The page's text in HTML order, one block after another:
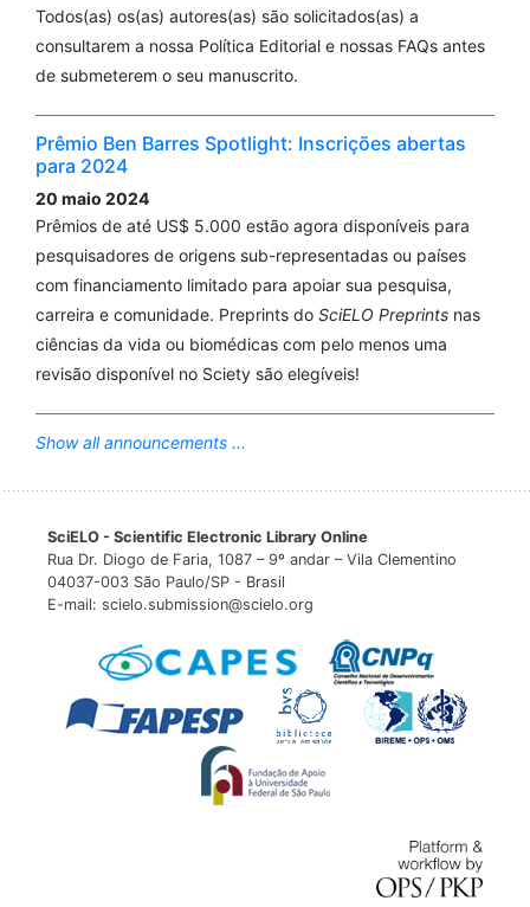
Todos(as) os(as) autores(as) são solicitados(as) a
consultarem a nossa Política Editorial e nossas FAQs antes
de submeterem o seu manuscrito.
Prêmio Ben Barres Spotlight: Inscrições abertas
para 2024
20 maio 2024
Prêmios de até US$ 5.000 estão agora disponíveis para
pesquisadores de origens sub-representadas ou países
com financiamento limitado para apoiar sua pesquisa,
carreira e comunidade. Preprints do SciELO Preprints nas
ciências da vida ou biomédicas com pelo menos uma
revisão disponível no Sciety são elegíveis!
Show all announcements ...
SciELO - Scientific Electronic Library Online
Rua Dr. Diogo de Faria, 1087 – 9º andar – Vila Clementino
04037-003 São Paulo/SP - Brasil
E-mail: scielo.submission@scielo.org